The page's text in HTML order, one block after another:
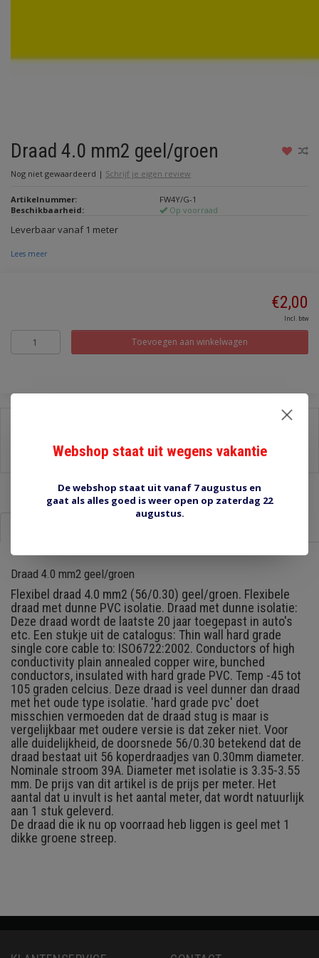
Draad 4.0 mm2 geel/groen
Nog niet gewaardeerd | Schrijf je eigen review
Artikelnummer:
FW4Y/G-1
Beschikbaarheid:
Op voorraad
Leverbaar vanaf 1 meter
Lees meer
€2,00
Incl. btw
Toevoegen aan winkelwagen
Stel een vraag over dit product
Afdrukken
Draad 4.0 mm2 geel/groen
Flexibel draad 4.0 mm2 (56/0.30) geel/groen. Flexibele
draad met dunne PVC isolatie. Draad met dunne isolatie:
Deze draad wordt de laatste 20 jaar toegepast in auto's
etc. Een stukje uit de catalogus: Thin wall hard grade
single core cable to: ISO6722:2002. Conductors of high
conductivity plain annealed copper wire, bunched
conductors, insulated with hard grade PVC. Temp -45 tot
105 graden celcius. Deze draad is veel dunner dan draad
met het oude type isolatie. 'hard grade pvc' doet
misschien vermoeden dat de draad stug is maar is
vergelijkbaar met oudere versie is dat zeker niet. Voor
alle duidelijkheid, de doorsnede 56/0.30 betekend dat de
draad bestaat uit 56 koperdraadjes van 0.30mm diameter.
Nominale stroom 39A. Diameter met isolatie is 3.35-3.55
mm. De prijs van dit artikel is de prijs per meter. Het
aantal dat u invult is het aantal meter, dat wordt natuurlijk
aan 1 stuk geleverd.
De draad die ik nu op voorraad heb liggen is geel met 1
dikke groene streep.
Webshop staat uit wegens vakantie
De webshop staat uit vanaf 7 augustus en
gaat als alles goed is weer open op zaterdag 22
augustus.